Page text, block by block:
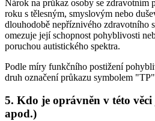
Nárok na průkaz osoby se zdravotním
roku s tělesným, smyslovým nebo
dlouhodobě nepříznivého zdravotního
omezuje její schopnost pohyblivosti
poruchou autistického spektra.
Podle míry funkčního postižení
druh označení průkazu symbolem
5. Kdo je oprávněn v této
apod.)